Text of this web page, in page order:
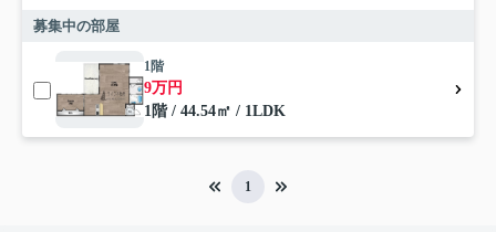
募集中の部屋
1階
9万円
1階 / 44.54㎡ / 1LDK
1